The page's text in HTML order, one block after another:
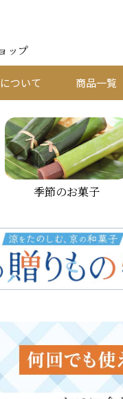
ップ
ついて 商品一覧
季節のお菓子